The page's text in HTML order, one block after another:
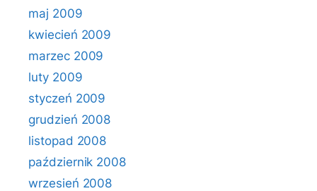
maj 2009
kwiecień 2009
marzec 2009
luty 2009
styczeń 2009
grudzień 2008
listopad 2008
październik 2008
wrzesień 2008